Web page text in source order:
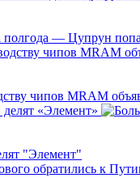
— Цупрун
чипов MRAM
"Элемент"